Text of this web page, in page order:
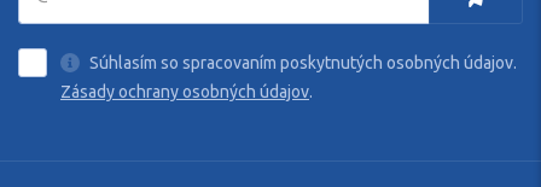
Súhlasím so spracovaním poskytnutých osobných údajov.
Zásady ochrany osobných údajov.